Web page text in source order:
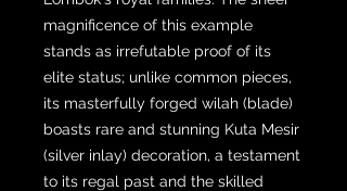
magnificence of this example
stands as irrefutable proof of its
elite status; unlike common pieces,
its masterfully forged wilah (blade)
boasts rare and stunning Kuta Mesir
(silver inlay) decoration, a testament
to its regal past and the skilled